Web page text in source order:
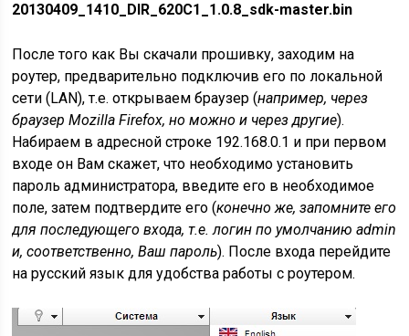
20130409_1410_DIR_620C1_1.0.8_sdk-master.bin
После того как Вы скачали прошивку, заходим на
роутер, предварительно подключив его по локальной
сети (LAN), т.е. открываем браузер (например, через
браузер Mozilla Firefox, но можно и через другие).
Набираем в адресной строке 192.168.0.1 и при первом
входе он Вам скажет, что необходимо установить
пароль администратора, введите его в необходимое
поле, затем подтвердите его (конечно же, запомните его
для последующего входа, т.е. логин по умолчанию admin
и, соответственно, Ваш пароль). После входа перейдите
на русский язык для удобства работы с роутером.